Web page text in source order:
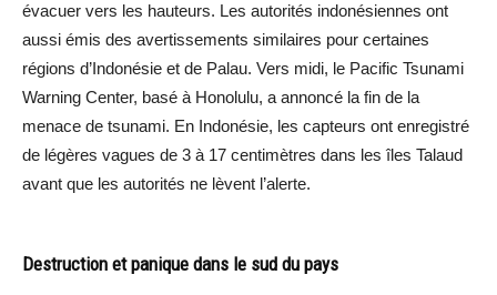
évacuer vers les hauteurs. Les autorités indonésiennes ont
aussi émis des avertissements similaires pour certaines
régions d’Indonésie et de Palau. Vers midi, le Pacific Tsunami
Warning Center, basé à Honolulu, a annoncé la fin de la
menace de tsunami. En Indonésie, les capteurs ont enregistré
de légères vagues de 3 à 17 centimètres dans les îles Talaud
avant que les autorités ne lèvent l’alerte.
Destruction et panique dans le sud du pays